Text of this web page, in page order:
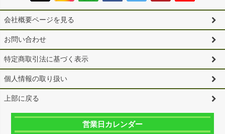
会社概要ページを見る
お問い合わせ
特定商取引法に基づく表示
個人情報の取り扱い
上部に戻る
営業日カレンダー